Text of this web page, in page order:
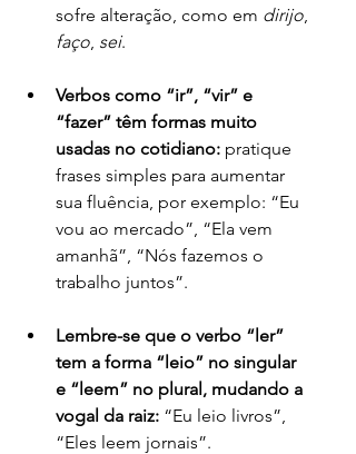
sofre alteração, como em dirijo,
faço, sei.
Verbos como “ir”, “vir” e
“fazer” têm formas muito
usadas no cotidiano: pratique
frases simples para aumentar
sua fluência, por exemplo: “Eu
vou ao mercado”, “Ela vem
amanhã”, “Nós fazemos o
trabalho juntos”.
Lembre-se que o verbo “ler”
tem a forma “leio” no singular
e “leem” no plural, mudando a
vogal da raiz: “Eu leio livros”,
“Eles leem jornais”.